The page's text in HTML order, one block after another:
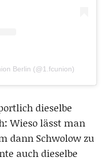
Berlin (@1.fcunion)
dieselbe
Wieso lässt man
dann Schwolow zu
auch dieselbe